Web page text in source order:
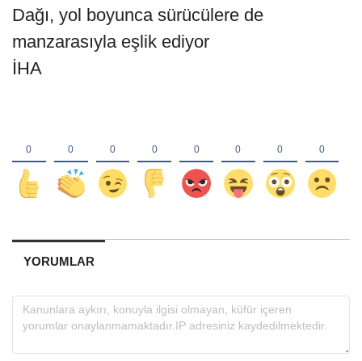
Dağı, yol boyunca sürücülere de
manzarasıyla eşlik ediyor
İHA
YORUMLAR